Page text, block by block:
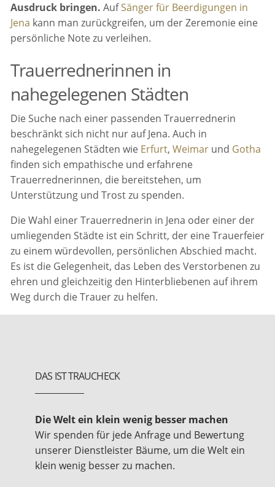
Ausdruck bringen. AufSänger für Beerdigungen in
Jena kann man zurückgreifen, um der Zeremonie eine
persönliche Note zu verleihen.
Trauerrednerinnen in
nahegelegenen Städten
Die Suche nach einer passenden Trauerrednerin
beschränkt sich nicht nur auf Jena. Auch in
nahegelegenen Städten wie Erfurt,Weimar und Gotha
finden sich empathische und erfahrene
Trauerrednerinnen, die bereitstehen, um
Unterstützung und Trost zu spenden.
Die Wahl einer Trauerrednerin in Jena oder einer der
umliegenden Städte ist ein Schritt, der eine Trauerfeier
zu einem würdevollen, persönlichen Abschied macht.
Es ist die Gelegenheit, das Leben des Verstorbenen zu
ehren und gleichzeitig den Hinterbliebenen auf ihrem
Weg durch die Trauer zu helfen.
DAS IST TRAUCHECK
Die Welt ein klein wenig besser machen
Wir spenden für jede Anfrage und Bewertung
unserer Dienstleister Bäume, um die Welt ein
klein wenig besser zu machen.